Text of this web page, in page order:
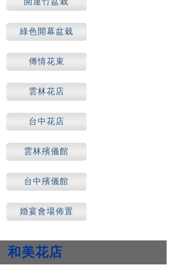
綠色開幕盆栽
傳情花束
雲林花店
台中花店
雲林殯儀館
台中殯儀館
婚宴會場佈置
和美花店